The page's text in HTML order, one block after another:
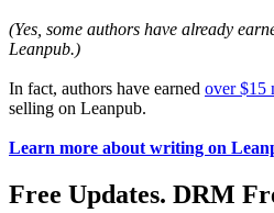
(Yes, some authors have already
Leanpub.)
In fact, authors have earned over $15
selling on Leanpub.
Learn more about writing on
Free Updates. DRM